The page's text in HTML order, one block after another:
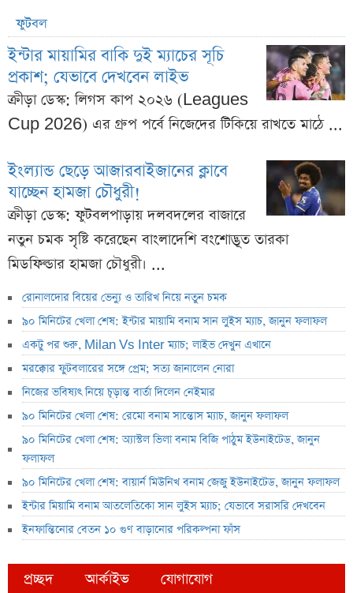
ফুটবল
ইন্টার মায়ামির বাকি দুই ম্যাচের সূচি
প্রকাশ; যেভাবে দেখবেন লাইভ
ক্রীড়া ডেস্ক: লিগস কাপ ২০২৬ (Leagues
Cup 2026) এর গ্রুপ পর্বে নিজেদের টিকিয়ে রাখতে মাঠে ...
ইংল্যান্ড ছেড়ে আজারবাইজানের ক্লাবে
যাচ্ছেন হামজা চৌধুরী!
ক্রীড়া ডেস্ক: ফুটবলপাড়ায় দলবদলের বাজারে
নতুন চমক সৃষ্টি করেছেন বাংলাদেশি বংশোদ্ভূত তারকা
মিডফিল্ডার হামজা চৌধুরী। ...
রোনালদোর বিয়ের ভেন্যু ও তারিখ নিয়ে নতুন চমক
৯০ মিনিটের খেলা শেষ: ইন্টার মায়ামি বনাম সান লুইস ম্যাচ, জানুন ফলাফল
একটু পর শুরু, Milan Vs Inter ম্যাচ; লাইভ দেখুন এখানে
মরক্কোর ফুটবলারের সঙ্গে প্রেম; সত্য জানালেন নোরা
নিজের ভবিষ্যৎ নিয়ে চূড়ান্ত বার্তা দিলেন নেইমার
৯০ মিনিটের খেলা শেষ: রেমো বনাম সান্তোস ম্যাচ, জানুন ফলাফল
৯০ মিনিটের খেলা শেষ: অ্যাস্টল ভিলা বনাম বিজি পাঠুম ইউনাইটেড, জানুন
ফলাফল
৯০ মিনিটের খেলা শেষ: বায়ার্ন মিউনিখ বনাম জেজু ইউনাইটেড, জানুন ফলাফল
ইন্টার মিয়ামি বনাম আতলেতিকো সান লুইস ম্যাচ; যেভাবে সরাসরি দেখবেন
ইনফান্তিনোর বেতন ১০ গুণ বাড়ানোর পরিকল্পনা ফাঁস
প্রচ্ছদ আর্কাইভ যোগাযোগ